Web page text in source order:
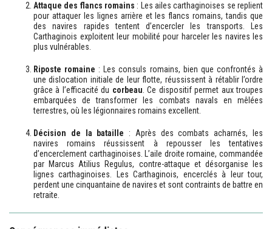
Attaque des flancs romains : Les ailes carthaginoises se replient
pour attaquer les lignes arrière et les flancs romains, tandis que
des navires rapides tentent d’encercler les transports. Les
Carthaginois exploitent leur mobilité pour harceler les navires les
plus vulnérables.
Riposte romaine : Les consuls romains, bien que confrontés à
une dislocation initiale de leur flotte, réussissent à rétablir l’ordre
grâce à l’efficacité du corbeau. Ce dispositif permet aux troupes
embarquées de transformer les combats navals en mêlées
terrestres, où les légionnaires romains excellent.
Décision de la bataille : Après des combats acharnés, les
navires romains réussissent à repousser les tentatives
d’encerclement carthaginoises. L’aile droite romaine, commandée
par Marcus Atilius Regulus, contre-attaque et désorganise les
lignes carthaginoises. Les Carthaginois, encerclés à leur tour,
perdent une cinquantaine de navires et sont contraints de battre en
retraite.